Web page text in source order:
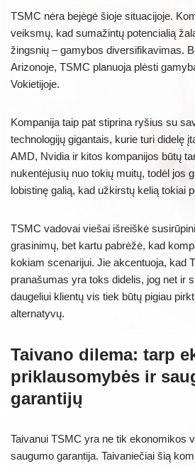
TSMC nėra bejėgė šioje situacijoje.
veiksmų, kad sumažintų potencialią
žingsnių – gamybos diversifikavimas.
Arizonoje, TSMC planuoja plėsti
Vokietijoje.
Kompanija taip pat stiprina ryšius su
technologijų gigantais, kurie turi didelę
AMD, Nvidia ir kitos kompanijos būtų
nukentėjusių nuo tokių muitų, todėl jos
lobistinę galią, kad užkirstų kelią tokiai
TSMC vadovai viešai išreiškė
grasinimų, bet kartu pabrėžė, kad
kokiam scenarijui. Jie akcentuoja, kad
pranašumas yra toks didelis, jog net ir
daugeliui klientų vis tiek būtų pigiau
alternatyvų.
Taivano dilema: tarp
priklausomybės ir
garantijų
Taivanui TSMC yra ne tik ekonomikos
saugumo garantija. Taivaniečiai šią